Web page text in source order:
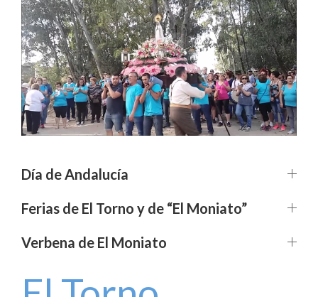
Día de Andalucía
Ferias de El Torno y de “El Moniato”
Verbena de El Moniato